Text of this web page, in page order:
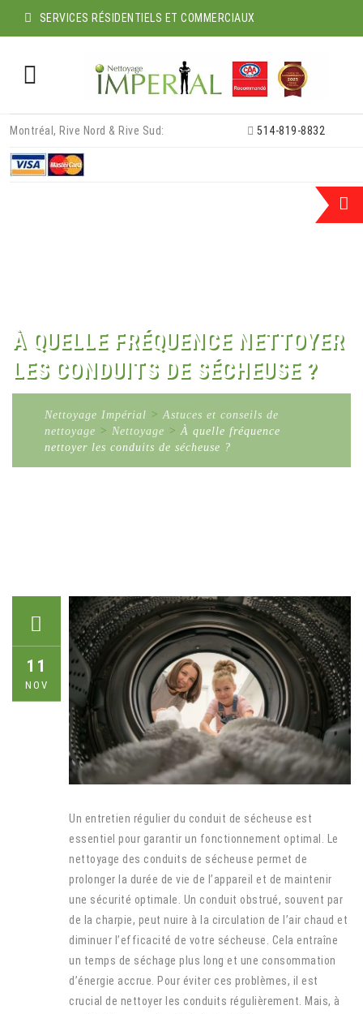
SERVICES RÉSIDENTIELS ET COMMERCIAUX
content
Montréal, Rive Nord & Rive Sud: 514-819-8832
À QUELLE FRÉQUENCE NETTOYER
LES CONDUITS DE SÉCHEUSE ?
Nettoyage Impérial >Astuces et conseils de
nettoyage > Nettoyage >À quelle fréquence
nettoyer les conduits de sécheuse ?
11
NOV
Un entretien régulier du conduit de sécheuse est
essentiel pour garantir un fonctionnement optimal. Le
nettoyage des conduits de sécheuse permet de
prolonger la durée de vie de l’appareil et de maintenir
une sécurité optimale. Un conduit obstrué, souvent par
de la charpie, peut nuire à la circulation de l’air chaud et
diminuer l’efficacité de votre sécheuse. Cela entraîne
un temps de séchage plus long et une consommation
d’énergie accrue. Pour éviter ces problèmes, il est
crucial de nettoyer les conduits régulièrement. Mais, à